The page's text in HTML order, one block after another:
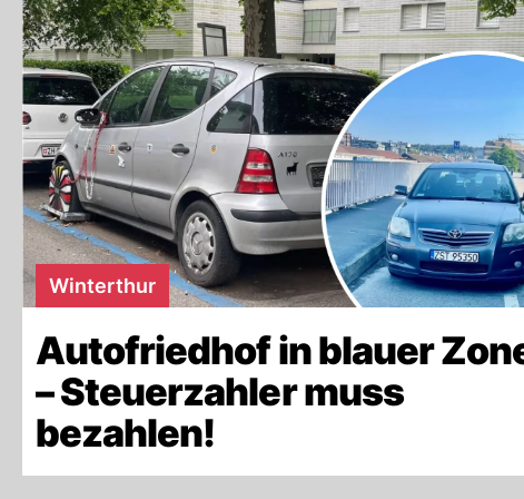
Winterthur
Autofriedhof in blauer
– Steuerzahler muss
bezahlen!